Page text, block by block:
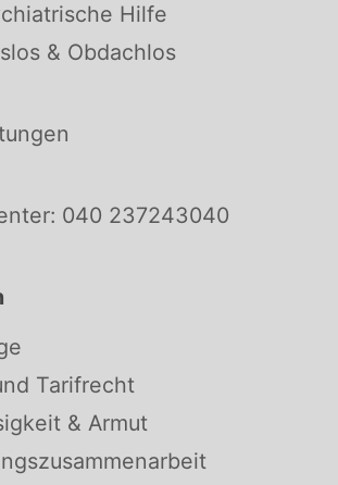
Hilfe
& Obdachlos
040 237243040
Tarifrecht
& Armut